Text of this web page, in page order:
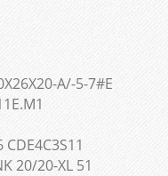
A/-5-7#E
20/20-XL 51